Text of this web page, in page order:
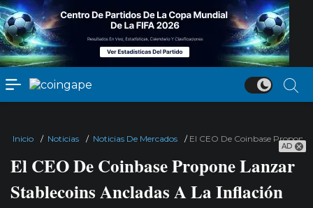
AD
Inicio / Noticias / Noticias De Mercados / El CEO De Coinbase
El CEO De Coinbase Propone Lanzar
Stablecoins Ancladas A La Inflación